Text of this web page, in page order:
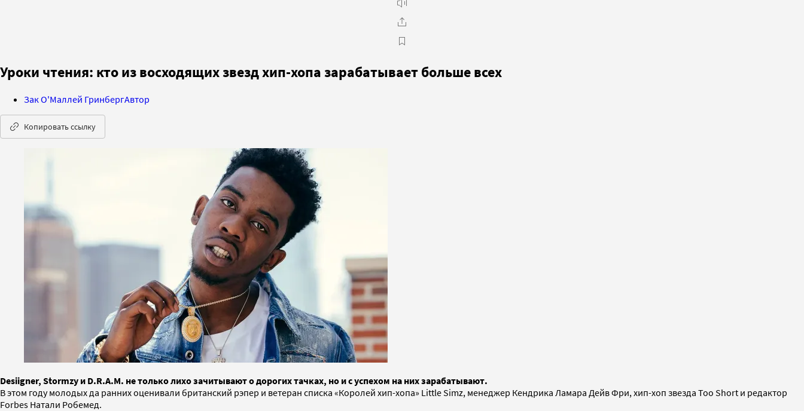
Уроки чтения: кто из восходящих звезд хип-хопа зарабатывает больше всех
Зак О'Маллей ГринбергАвтор
Копировать ссылку
Desiigner, Stormzy и D.R.A.M. не только лихо зачитывают о дорогих тачках, но и с успехом на них зарабатывают.
В этом году молодых да ранних оценивали британский рэпер и ветеран списка «Королей хип-хопа» Little Simz, менеджер Кендрика Ламара Дейв Фри, хип-хоп звезда Too Short и редактор
Forbes Натали Робемед.